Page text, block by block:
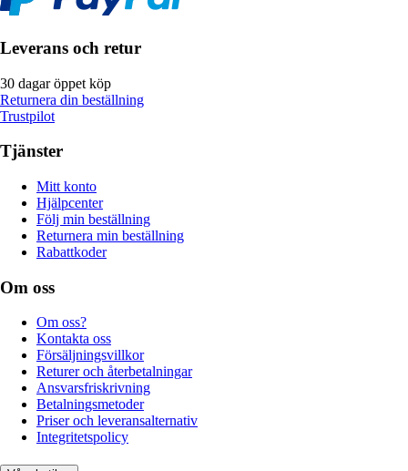
Leverans och retur
30 dagar öppet köp
Returnera din beställning
Trustpilot
Tjänster
Mitt konto
Hjälpcenter
Följ min beställning
Returnera min beställning
Rabattkoder
Om oss
Om oss?
Kontakta oss
Försäljningsvillkor
Returer och återbetalningar
Ansvarsfriskrivning
Betalningsmetoder
Priser och leveransalternativ
Integritetspolicy